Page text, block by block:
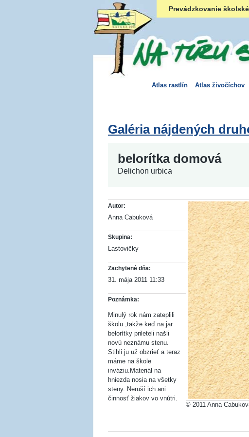
Prevádzkovanie
Atlas rastlín Atlas živočíchov
Galéria nájdených
belorítka domová
Delichon urbica
Autor:
Anna Cabuková
Skupina:
Lastovičky
Zachytené dňa:
31. mája 2011 11:33
Poznámka:
Minulý rok nám zateplili
školu ,takže keď na jar
belorítky prileteli našli
novú neznámu stenu.
Stihli ju už obzrieť a teraz
máme na škole
inváziu.Materiál na
hniezda nosia na všetky
steny. Neruší ich ani
činnosť žiakov vo vnútri.
© 2011 Anna